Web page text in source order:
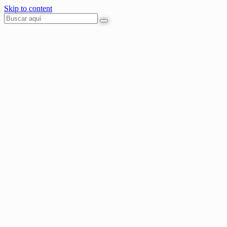
Skip to content